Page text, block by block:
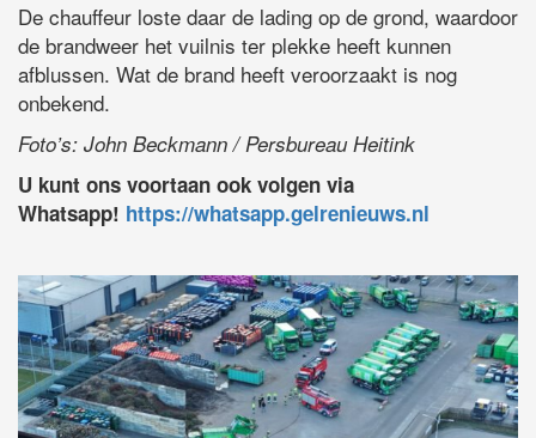
De chauffeur loste daar de lading op de grond, waardoor
de brandweer het vuilnis ter plekke heeft kunnen
afblussen. Wat de brand heeft veroorzaakt is nog
onbekend.
Foto’s: John Beckmann / Persbureau Heitink
U kunt ons voortaan ook volgen via
Whatsapp! https://whatsapp.gelrenieuws.nl